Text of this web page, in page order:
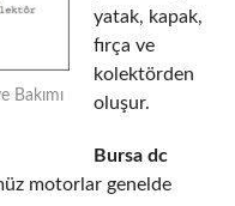
Bakımı
yatak, kapak,
fırça ve
kolektörden
oluşur.
Bursa dc
motorlar genelde